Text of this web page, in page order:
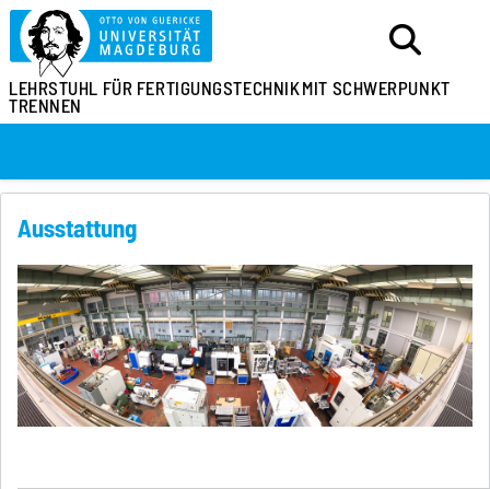
LEHRSTUHL FÜR FERTIGUNGSTECHNIKMIT SCHWERPUNKT
TRENNEN
Ausstattung